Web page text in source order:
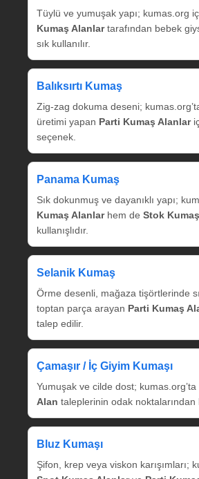
Tüylü ve yumuşak yapı; kumas.org
Kumaş Alanlartarafından bebek
sık kullanılır.
Balıksırtı Kumaş
Zig‑zag dokuma deseni;
üretimi yapan Parti Kumaş Alanlar
seçenek.
Panama Kumaş
Sık dokunmuş ve dayanıklı yapı;
Kumaş Alanlarhem de Stok
kullanışlıdır.
Selanik Kumaş
Örme desenli, mağaza tişörtlerinde
toptan parça arayan Parti Kumaş
talep edilir.
Çamaşır / İç Giyim Kumaşı
Yumuşak ve cilde dost; kumas.org’ta
Alan taleplerinin odak noktalarından
Bluz Kumaşı
Şifon, krep veya viskon karışımları;